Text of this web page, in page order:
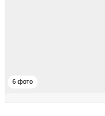
6 фото